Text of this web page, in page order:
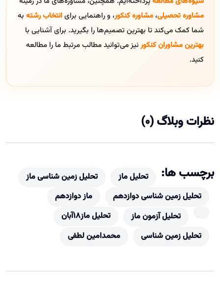
مشاوره تحصیلی، مشاوره کنکور، و راهنمایی برایانتخاب رشته به
شما کمک می‌کند تا بهترین تصمیم‌ها را بگیرید. برای آشنایی با
بهترین مشاوران کنکورنیز می‌توانید مطالب مرتبط ما را مطالعه
کنید.
نظرات وبلاگ (0)
برچسب ها: تحلیل ماز
تحلیل زمین شناسی ماز
تحلیل زمین شناسی دوازدهم
ماز دوازدهم
تحلیل آزمون ماز
تحلیل ماز18آبان
تحلیل زمین شناسی
محمدامین لطفی